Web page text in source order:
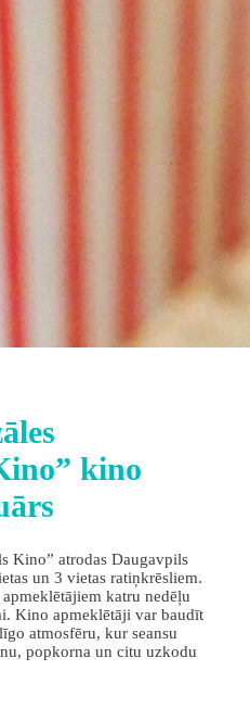
kino
Kino” atrodas Daugavpils
un 3 vietas ratiņkrēsliem.
katru nedēļu
Kino apmeklētāji var baudīt
atmosfēru, kur seansu
popkorna un citu uzkodu